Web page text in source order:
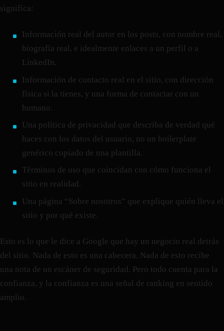
significa:
Información real del autor en los posts, con nombre real,
biografía real, e idealmente enlaces a un perfil o a
LinkedIn.
Información de contacto real en el sitio, con dirección
física si la tienes, y una forma de contactar con un
humano.
Una política de privacidad que describa de verdad qué
haces con los datos del usuario, no un boilerplate
genérico copiado de una plantilla.
Términos de uso que coincidan con cómo funciona el
sitio en realidad.
Una página “Sobre nosotros” que explique quién lleva el
sitio y por qué existe.
Esto es lo que le dice a Google que hay un negocio real detrás
del sitio. Nada de esto es una cabecera. Nada de esto recibe
una nota de un escáner de seguridad. Pero todo cuenta para la
confianza, y la confianza es una señal de ranking en sentido
amplio.